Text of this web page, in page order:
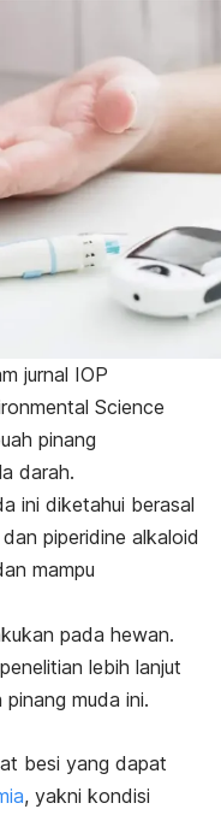
jurnal IOP
Science
pinang
darah.
ini diketahui berasal
dan piperidine alkaloid
mampu
pada hewan.
lebih lanjut
muda ini.
besi yang dapat
, yakni kondisi